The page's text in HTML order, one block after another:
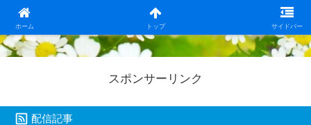
ホーム トップ サイドバー
日本第一！ニュース録
スポンサーリンク
配信記事